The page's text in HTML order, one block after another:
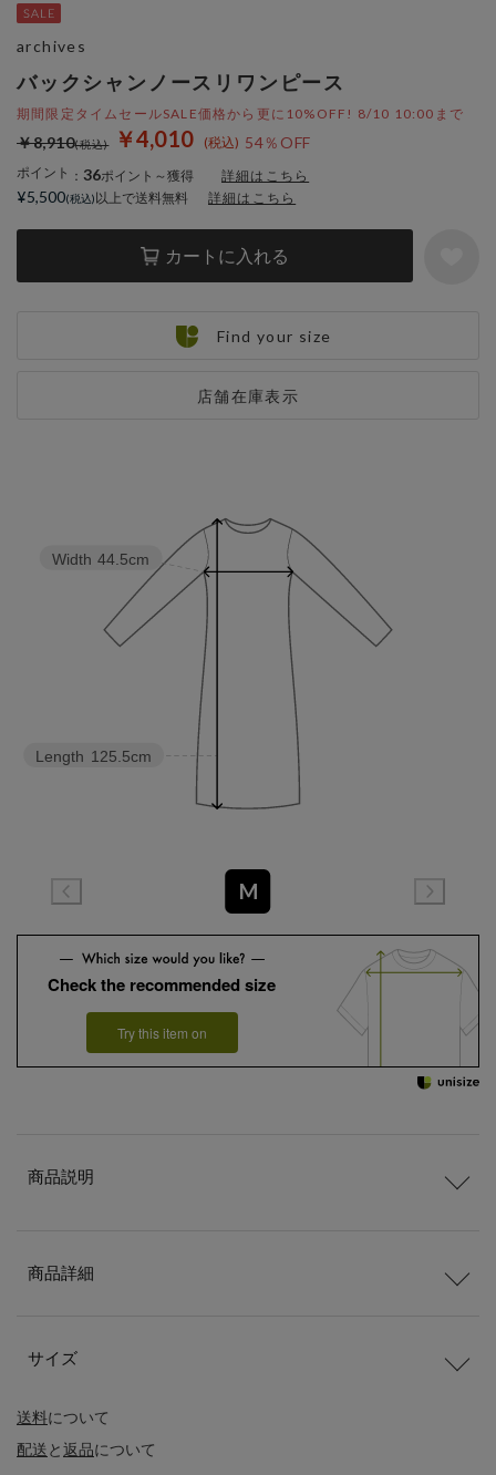
バックシャンノースリワンピース
期間限定タイムセールSALE価格から更に10%OFF! 8/10 10:00まで
￥4,010 54％OFF
￥8,910
ポイント ： 36ポイント～獲得 詳細はこちら
カートに入れる
店舗在庫表示
archives
¥5,500 以上で送料無料 詳細はこちら
Find your size
Length 125.5cm
Width 44.5cm
M
Check the recommended size
Try this item on
送料について
配送と返品について
商品説明
商品詳細
サイズ